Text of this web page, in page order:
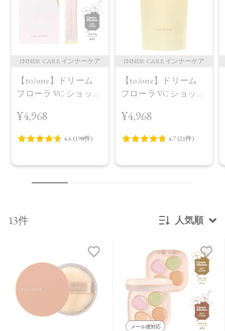
INNER CARE インナーケア
【to/one】ドリーム
フローラ VC ショット
¥4,968
INNER CARE インナーケア
【to/one】ドリーム
フローラ VC ショット
プラス＜限定品＞
¥4,968
13件 人気順
発売日順
価格が安い
価格が高い
レビューが多い順
メール便対応